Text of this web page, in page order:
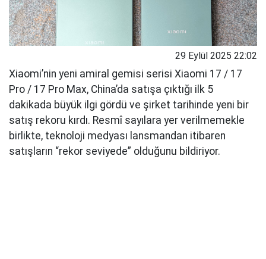
29 Eylül 2025 22:02
Xiaomi’nin yeni amiral gemisi serisi Xiaomi 17 / 17
Pro / 17 Pro Max, China’da satışa çıktığı ilk 5
dakikada büyük ilgi gördü ve şirket tarihinde yeni bir
satış rekoru kırdı. Resmî sayılara yer verilmemekle
birlikte, teknoloji medyası lansmandan itibaren
satışların “rekor seviyede” olduğunu bildiriyor.